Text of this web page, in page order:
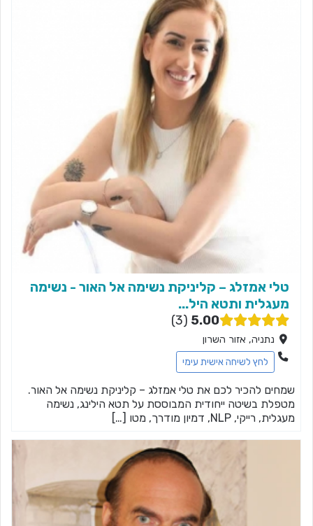
טלי אמזלג – קליניקת נשימה אל האור - נשימה
מעגלית ותטא היל...
5.00
3
נתניה, אזור השרון
לחץ לשיחה אישית עימי
שמחים להכיר לכם את טלי אמזלג – קליניקת נשימה אל האור.
מטפלת בשיטה ייחודית המבוססת על תטא הילינג, נשימה
מעגלית, רייקי, NLP, דמיון מודרך, מטו […]